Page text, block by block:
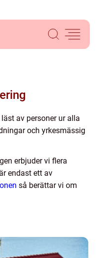
av personer ur alla
och yrkesmässig
erbjuder vi flera
endast ett av
så berättar vi om